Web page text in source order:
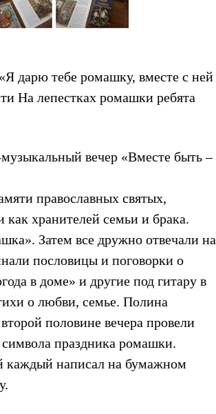
дарю тебе ромашку, вместе с ней
На лепестках ромашки ребята
вечер «Вместе быть –
православных святых,
хранителей семьи и брака.
Затем все дружно отвечали на
пословицы и поговорки о
в доме» и другие под гитару в
о любви, семье. Полина
половине вечера провели
праздника ромашки.
каждый написал на бумажном